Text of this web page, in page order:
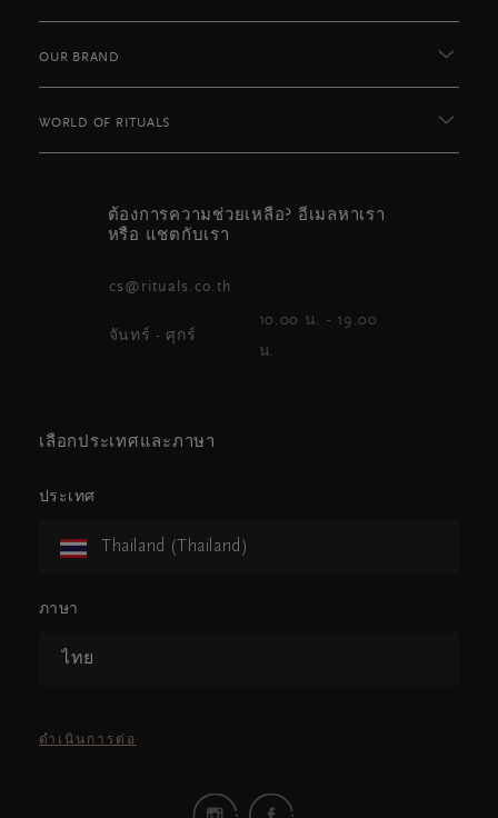
OUR BRAND
WORLD OF RITUALS
ต้องการความช่วยเหลือ? อีเมลหาเรา
หรือ แชตกับเรา
cs@rituals.co.th
จันทร์ - ศุกร์
10.00 น. - 19.00
น.
เลือกประเทศและภาษา
ประเทศ
Thailand (Thailand)
ภาษา
ไทย
ดำเนินการต่อ